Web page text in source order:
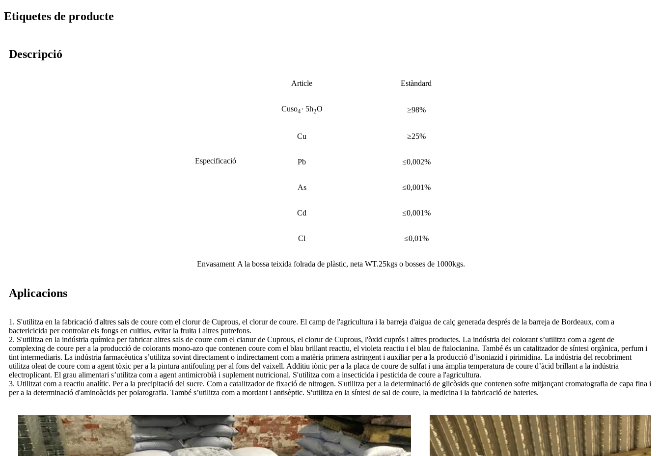
Etiquetes de producte
Descripció
Especificació
Article Estàndard
Cuso4· 5h2O ≥98%
Cu ≥25%
Pb ≤0,002%
As ≤0,001%
Cd ≤0,001%
Cl ≤0,01%
Envasament A la bossa teixida folrada de plàstic, neta WT.25kgs o bosses de 1000kgs.
Aplicacions
1. S'utilitza en la fabricació d'altres sals de coure com el clorur de Cuprous, el clorur de coure. El camp de l'agricultura i la barreja d'aigua de calç generada després de la barreja de Bordeaux, com a
bactericicida per controlar els fongs en cultius, evitar la fruita i altres putrefons.
2. S'utilitza en la indústria química per fabricar altres sals de coure com el cianur de Cuprous, el clorur de Cuprous, l'òxid cuprós i altres productes. La indústria del colorant s’utilitza com a agent de
complexing de coure per a la producció de colorants mono-azo que contenen coure com el blau brillant reactiu, el violeta reactiu i el blau de ftalocianina. També és un catalitzador de síntesi orgànica, perfum i
tint intermediaris. La indústria farmacèutica s’utilitza sovint directament o indirectament com a matèria primera astringent i auxiliar per a la producció d’isoniazid i pirimidina. La indústria del recobriment
utilitza oleat de coure com a agent tòxic per a la pintura antifouling per al fons del vaixell. Additiu iònic per a la placa de coure de sulfat i una àmplia temperatura de coure d’àcid brillant a la indústria
electroplicant. El grau alimentari s’utilitza com a agent antimicrobià i suplement nutricional. S'utilitza com a insecticida i pesticida de coure a l'agricultura.
3. Utilitzat com a reactiu analític. Per a la precipitació del sucre. Com a catalitzador de fixació de nitrogen. S'utilitza per a la determinació de glicòsids que contenen sofre mitjançant cromatografia de capa fina i
per a la determinació d'aminoàcids per polarografia. També s’utilitza com a mordant i antisèptic. S'utilitza en la síntesi de sal de coure, la medicina i la fabricació de bateries.